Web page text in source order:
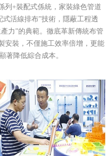
列+裝配式係統，家裝綠色管道
活線排布”技術，隱蔽工程透
力”的典範。徹底革新傳統布管
安裝，不僅施工效率倍增，更能
著降低綜合成本。